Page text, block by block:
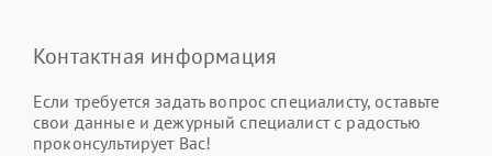
Контактная информация
Если требуется задать вопрос специалисту, оставьте
свои данные и дежурный специалист с радостью
проконсультирует Вас!